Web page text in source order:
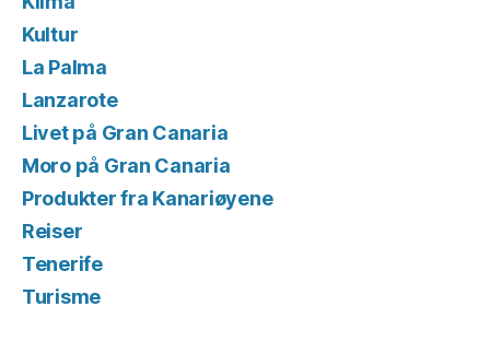
Kultur
La Palma
Lanzarote
Livet på Gran Canaria
Moro på Gran Canaria
Produkter fra Kanariøyene
Reiser
Tenerife
Turisme